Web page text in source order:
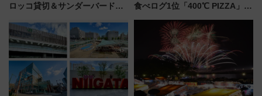
ロッコ貸切＆サンダーバードレ
斉藤雪乃＆福原トシヒロと行
く！9月13日「京都の鉄道満喫
ツアー」開催
食べログ1位「400℃ PIZZA」が
プン。もつ鍋風など限定メニュ